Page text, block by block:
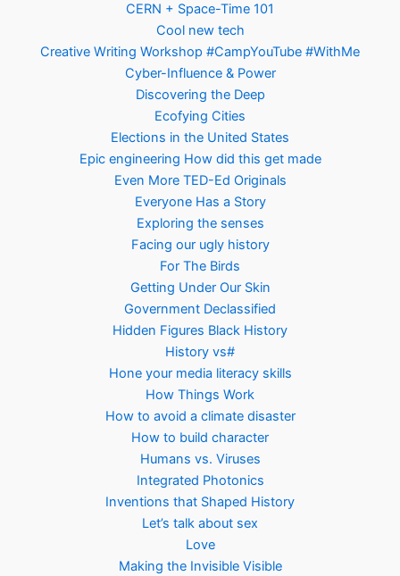
CERN + Space-Time 101
Cool new tech
Creative Writing Workshop #CampYouTube #WithMe
Cyber-Influence & Power
Discovering the Deep
Ecofying Cities
Elections in the United States
Epic engineering How did this get made
Even More TED-Ed Originals
Everyone Has a Story
Exploring the senses
Facing our ugly history
For The Birds
Getting Under Our Skin
Government Declassified
Hidden Figures Black History
History vs#
Hone your media literacy skills
How Things Work
How to avoid a climate disaster
How to build character
Humans vs. Viruses
Integrated Photonics
Inventions that Shaped History
Let’s talk about sex
Love
Making the Invisible Visible